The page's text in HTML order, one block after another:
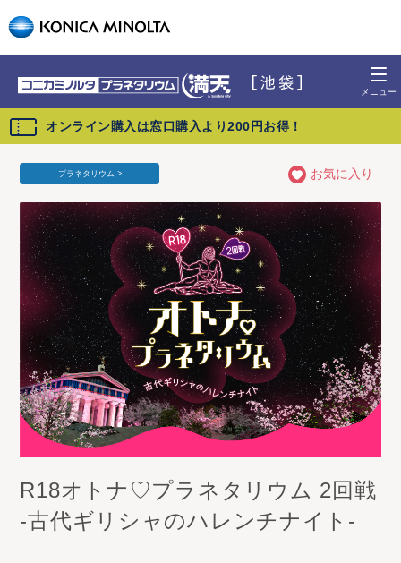
オンライン購入は窓口購入より200円お得！
プラネタリウム > お気に入り
R18オトナ♡プラネタリウム 2回戦
-古代ギリシャのハレンチナイト-